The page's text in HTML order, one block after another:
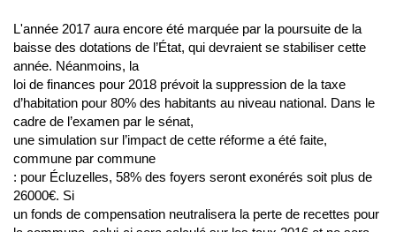
L'année 2017 aura encore été marquée par la poursuite de la
baisse des dotations de l’État, qui devraient se stabiliser cette
année. Néanmoins, la
loi de finances pour 2018 prévoit la suppression de la taxe
d’habitation pour 80% des habitants au niveau national. Dans le
cadre de l’examen par le sénat,
une simulation sur l’impact de cette réforme a été faite,
commune par commune
: pour Écluzelles, 58% des foyers seront exonérés soit plus de
26000€. Si
un fonds de compensation neutralisera la perte de recettes pour